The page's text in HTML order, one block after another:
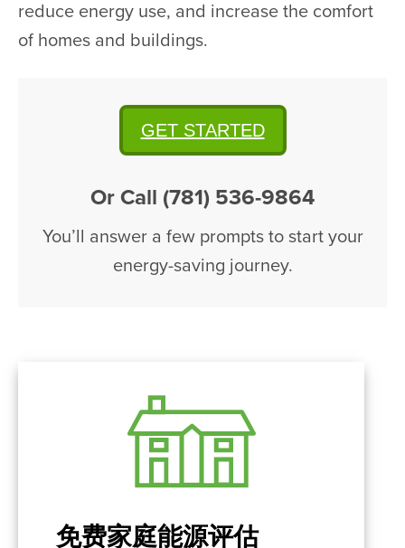
reduce energy use, and increase the comfort
of homes and buildings.
GET STARTED
Or Call (781) 536-9864
You’ll answer a few prompts to start your
energy-saving journey.
免费家庭能源评估